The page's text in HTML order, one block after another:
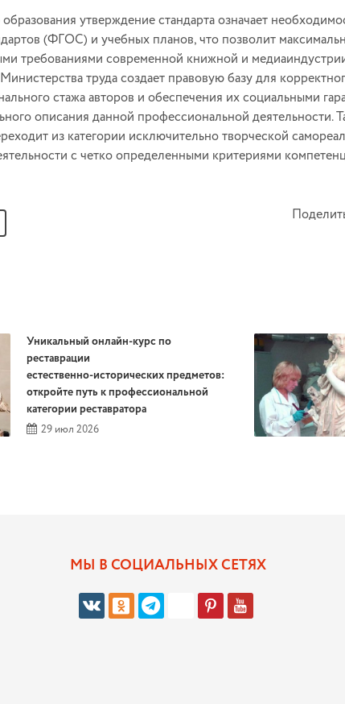
утверждение стандарта означает
(ФГОС) и учебных планов, что позволит
требованиями современной книжной и
труда создает правовую базу для
стажа авторов и обеспечения их социальными
описания данной профессиональной деятельности.
из категории исключительно творческой
с четко определенными критериями
Уникальный онлайн‑курс по
реставрации
естественно‑исторических предметов:
откройте путь к профессиональной
категории реставратора
29 июл 2026
МЫ В СОЦИАЛЬНЫХ СЕТЯХ